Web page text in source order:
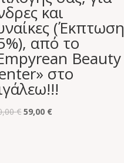
και
(Έκπτωση
από το
Beauty
στο
€Original
59,00 €